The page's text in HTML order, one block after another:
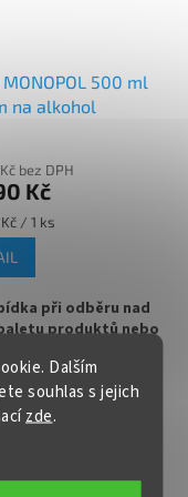
Dalším
souhlas s jejich
zde.
500 ml
na alkohol
bez DPH
Kč
/ 1 ks
při odběru nad
produktů nebo
nás :
na džus, mošt,
smoothie,
40
PRODUKTY